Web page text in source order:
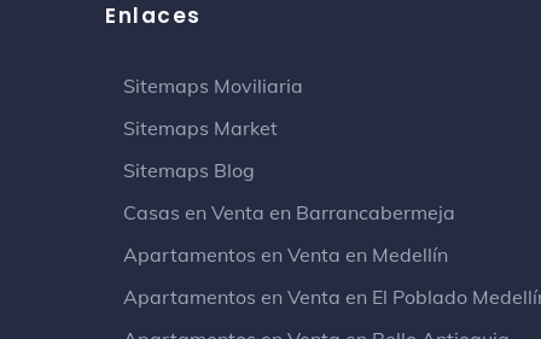
Enlaces
Sitemaps Moviliaria
Sitemaps Market
Sitemaps Blog
Casas en Venta en Barrancabermeja
Apartamentos en Venta en Medellín
Apartamentos en Venta en El Poblado